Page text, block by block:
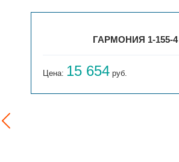
ГАРМОНИЯ 1-155-4
Цена: 15 654 руб.